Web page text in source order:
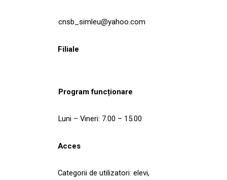
cnsb_simleu@yahoo.com
Filiale
Program funcționare
Luni – Vineri: 7.00 – 15.00
Acces
Categorii de utilizatori: elevi,